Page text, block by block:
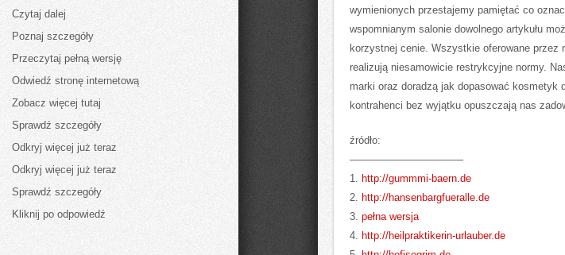
wymienionych przestajemy pamiętać co
wspomnianym salonie dowolnego artykułu
korzystnej cenie. Wszystkie oferowane
realizują niesamowicie restrykcyjne normy.
marki oraz doradzą jak dopasować kosmetyk
kontrahenci bez wyjątku opuszczają nas
źródło:
———————————
1. http://gummmi-baern.de
2. http://hansenbargfueralle.de
3. pełna wersja
4. http://heilpraktikerin-urlauber.de
Czytaj dalej
Poznaj szczegóły
Przeczytaj pełną wersję
Odwiedź stronę internetową
Zobacz więcej tutaj
Sprawdź szczegóły
Odkryj więcej już teraz
Odkryj więcej już teraz
Sprawdź szczegóły
Kliknij po odpowiedź